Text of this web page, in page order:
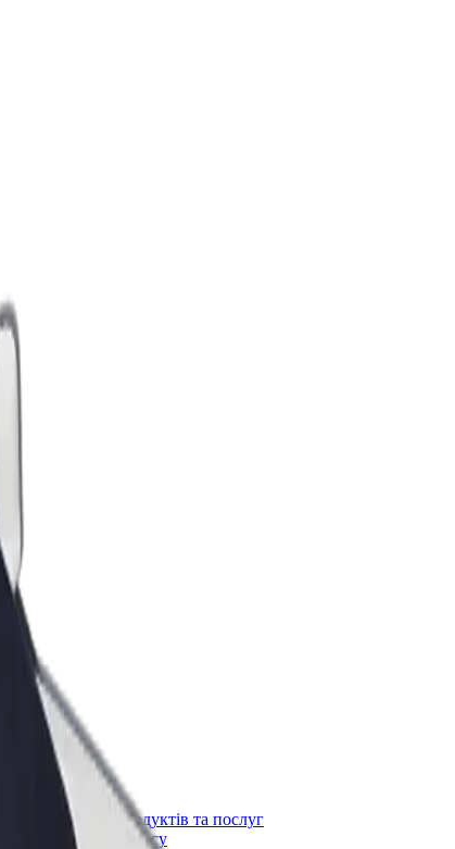
Bolt for Business
Масштабування продуктів та послуг
Bolt для вашого бізнесу